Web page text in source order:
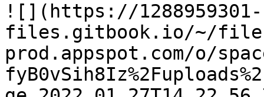
![](https://1288959301-
files.gitbook.io/~/
prod.appspot.com/o/